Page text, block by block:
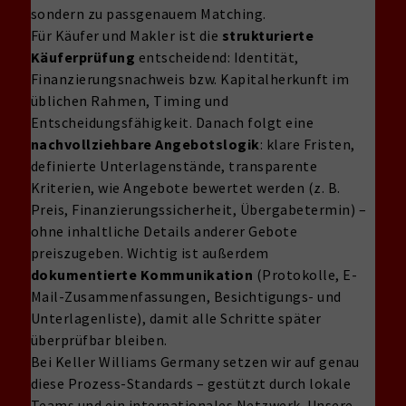
sondern zu passgenauem Matching.
Für Käufer und Makler ist die strukturierte
Käuferprüfung entscheidend: Identität,
Finanzierungsnachweis bzw. Kapitalherkunft im
üblichen Rahmen, Timing und
Entscheidungsfähigkeit. Danach folgt eine
nachvollziehbare Angebotslogik: klare Fristen,
definierte Unterlagenstände, transparente
Kriterien, wie Angebote bewertet werden (z. B.
Preis, Finanzierungssicherheit, Übergabetermin) –
ohne inhaltliche Details anderer Gebote
preiszugeben. Wichtig ist außerdem
dokumentierte Kommunikation (Protokolle, E-
Mail-Zusammenfassungen, Besichtigungs- und
Unterlagenliste), damit alle Schritte später
überprüfbar bleiben.
Bei Keller Williams Germany setzen wir auf genau
diese Prozess-Standards – gestützt durch lokale